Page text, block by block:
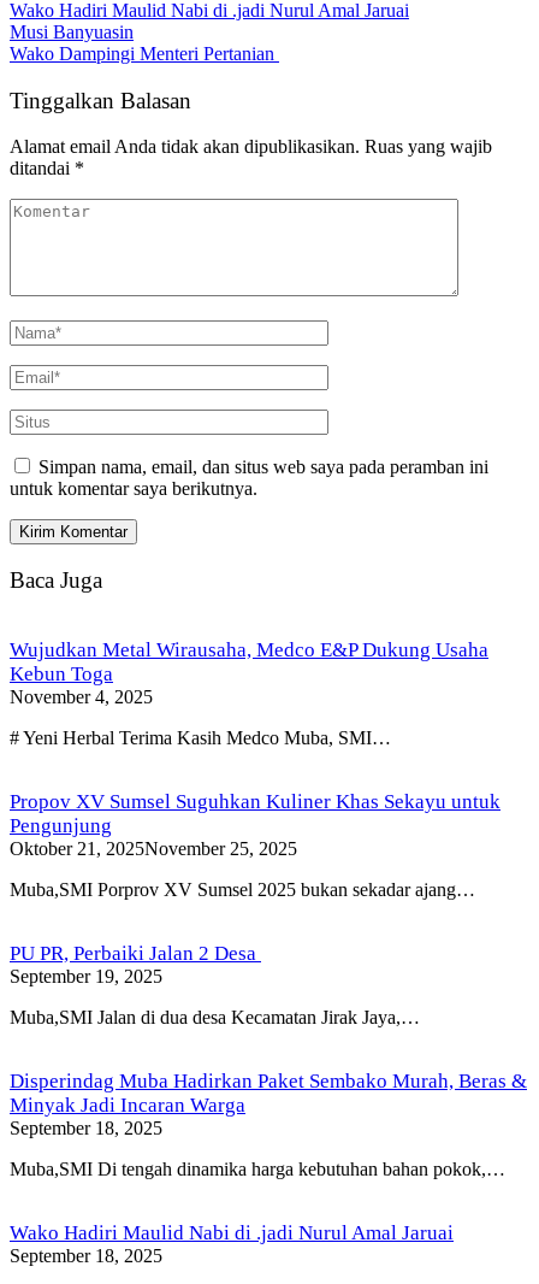
Wako Hadiri Maulid Nabi di .jadi Nurul Amal Jaruai
Musi Banyuasin
Wako Dampingi Menteri Pertanian
Tinggalkan Balasan
Alamat email Anda tidak akan dipublikasikan. Ruas yang wajib
ditandai *
Simpan nama, email, dan situs web saya pada peramban ini
untuk komentar saya berikutnya.
Baca Juga
Wujudkan Metal Wirausaha, Medco E&P Dukung Usaha
Kebun Toga
November 4, 2025
# Yeni Herbal Terima Kasih Medco Muba, SMI…
Propov XV Sumsel Suguhkan Kuliner Khas Sekayu untuk
Pengunjung
Oktober 21, 2025November 25, 2025
Muba,SMI Porprov XV Sumsel 2025 bukan sekadar ajang…
PU PR, Perbaiki Jalan 2 Desa
September 19, 2025
Muba,SMI Jalan di dua desa Kecamatan Jirak Jaya,…
Disperindag Muba Hadirkan Paket Sembako Murah, Beras &
Minyak Jadi Incaran Warga
September 18, 2025
Muba,SMI Di tengah dinamika harga kebutuhan bahan pokok,…
Wako Hadiri Maulid Nabi di .jadi Nurul Amal Jaruai
September 18, 2025